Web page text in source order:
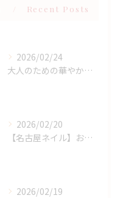
Recent Posts
2026/02/24
大人のための華やかラメピンクネイル
2026/02/20
【名古屋ネイル】お持ち込みニュアンスアート×春フラワーデザイン
2026/02/19